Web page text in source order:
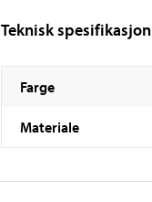
Teknisk spesifikasjon
Farge
Materiale